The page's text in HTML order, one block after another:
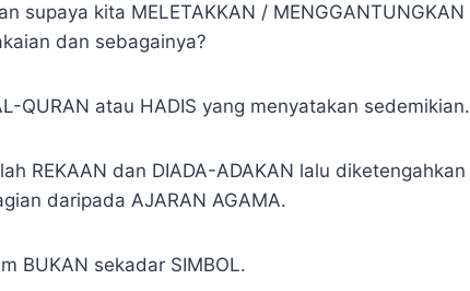
supaya kita MELETAKKAN / MENGGANTUNGKAN
dan sebagainya?
QURAN atau HADIS yang menyatakan sedemikian.
REKAAN dan DIADA-ADAKAN lalu diketengahkan
daripada AJARAN AGAMA.
BUKAN sekadar SIMBOL.